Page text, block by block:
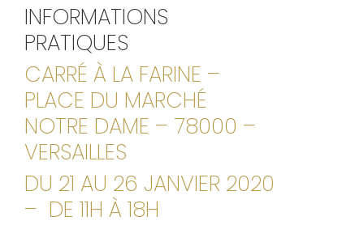
INFORMATIONS
PRATIQUES
CARRÉ À LA FARINE –
PLACE DU MARCHÉ
NOTRE DAME – 78000 –
VERSAILLES
DU 21 AU 26 JANVIER 2020
– DE 11H À 18H